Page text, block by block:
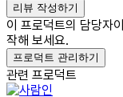
리뷰 작성하기
이 프로덕트의 담당자
작해 보세요.
프로덕트 관리하기
관련 프로덕트